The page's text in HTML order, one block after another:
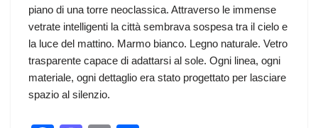
piano di una torre neoclassica. Attraverso le immense
vetrate intelligenti la città sembrava sospesa tra il cielo e
la luce del mattino. Marmo bianco. Legno naturale. Vetro
trasparente capace di adattarsi al sole. Ogni linea, ogni
materiale, ogni dettaglio era stato progettato per lasciare
spazio al silenzio.